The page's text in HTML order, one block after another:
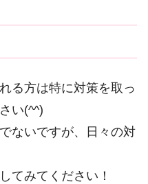
る方は特に対策を取っ
い(^^)
ないですが、日々の対
てみてください！